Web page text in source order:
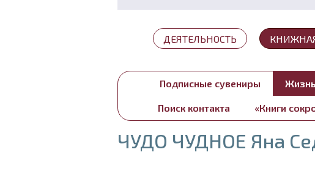
ДЕЯТЕЛЬНОСТЬ
Подписные сувениры
Поиск контакта «Книги
ЧУДО ЧУДНОЕ Яна